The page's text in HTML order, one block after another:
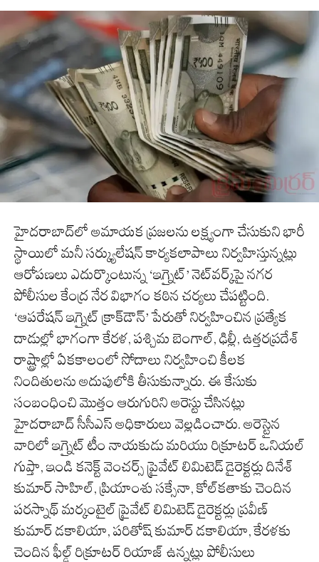
హైదరాబాద్‌లో అమాయక ప్రజలను లక్ష్యంగా చేసుకుని భారీ
స్థాయిలో మనీ సర్క్యులేషన్ కార్యకలాపాలు నిర్వహిస్తున్నట్లు
ఆరోపణలు ఎదుర్కొంటున్న ‘ఇగ్నైట్’ నెట్‌వర్క్‌పై నగర
పోలీసుల కేంద్ర నేర విభాగం కఠిన చర్యలు చేపట్టింది.
‘ఆపరేషన్ ఇగ్నైట్ క్రాక్‌డౌన్’ పేరుతో నిర్వహించిన ప్రత్యేక
దాడుల్లో భాగంగా కేరళ, పశ్చిమ బెంగాల్, ఢిల్లీ, ఉత్తరప్రదేశ్
రాష్ట్రాల్లో ఏకకాలంలో సోదాలు నిర్వహించి కీలక
నిందితులను అదుపులోకి తీసుకున్నారు. ఈ కేసుకు
సంబంధించి మొత్తం ఆరుగురిని అరెస్టు చేసినట్లు
హైదరాబాద్ సీసీఎస్ అధికారులు వెల్లడించారు. అరెస్టైన
వారిలో ఇగ్నైట్ టీం నాయకుడు మరియు రిక్రూటర్ ఒనియల్
గుప్తా, ఇండి కనెక్ట్ వెంచర్స్ ప్రైవేట్ లిమిటెడ్ డైరెక్టర్లు దినేశ్
కుమార్ సాహిల్, ప్రియాంశు సక్సేనా, కోల్‌కతాకు చెందిన
పరస్నాథ్ మర్కంటైల్ ప్రైవేట్ లిమిటెడ్ డైరెక్టర్లు ప్రవీణ్
కుమార్ డకాలియా, పరితోష్ కుమార్ డకాలియా, కేరళకు
చెందిన ఫీల్డ్ రిక్రూటర్ రియాజ్ ఉన్నట్లు పోలీసులు